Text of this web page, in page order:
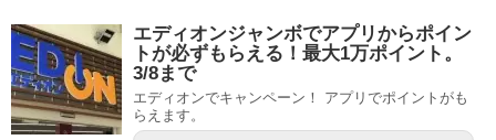
エディオンジャンボでアプリからポイン
トが必ずもらえる！最大1万ポイント。
3/8まで
エディオンでキャンペーン！ アプリでポイントがも
らえます。